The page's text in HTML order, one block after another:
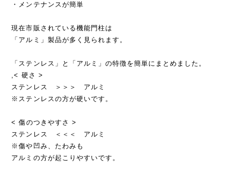
・メンテナンスが簡単
現在市販されている機能門柱は
「アルミ」製品が多く見られます。
「ステンレス」と「アルミ」の特徴を簡単にまとめました。
,< 硬さ >
ステンレス ＞＞＞ アルミ
※ステンレスの方が硬いです。
< 傷のつきやすさ >
ステンレス ＜＜＜ アルミ
※傷や凹み、たわみも
アルミの方が起こりやすいです。